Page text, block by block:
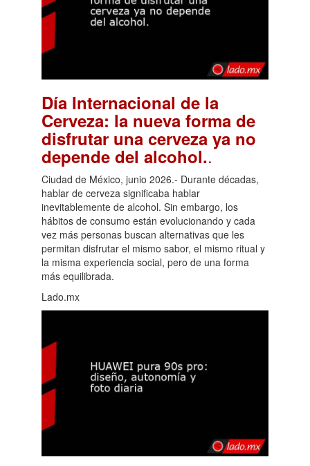
Día Internacional de la
Cerveza: la nueva forma de
disfrutar una cerveza ya no
depende del alcohol..
Ciudad de México, junio 2026.- Durante décadas,
hablar de cerveza significaba hablar
inevitablemente de alcohol. Sin embargo, los
hábitos de consumo están evolucionando y cada
vez más personas buscan alternativas que les
permitan disfrutar el mismo sabor, el mismo ritual y
la misma experiencia social, pero de una forma
más equilibrada.
Lado.mx